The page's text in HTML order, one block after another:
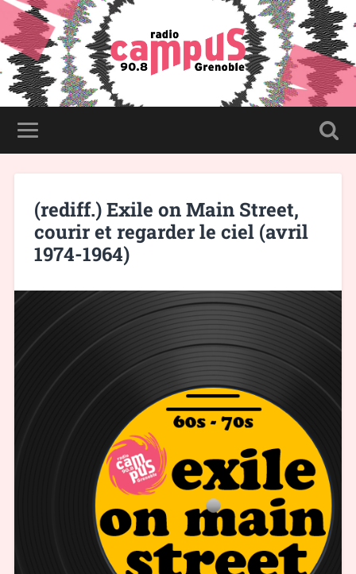
(rediff.) Exile on Main Street,
courir et regarder le ciel (avril
1974-1964)